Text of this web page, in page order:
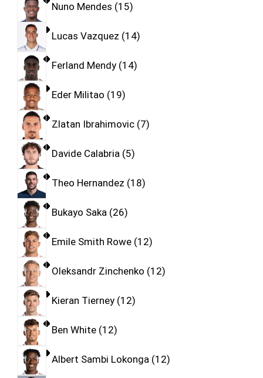
Nuno Mendes 15
Lucas Vazquez 14
Ferland Mendy 14
Eder Militao 19
Zlatan Ibrahimovic 7
Davide Calabria 5
Theo Hernandez 18
Bukayo Saka 26
Emile Smith Rowe 12
Oleksandr Zinchenko 12
Kieran Tierney 12
Ben White 12
Albert Sambi Lokonga 12